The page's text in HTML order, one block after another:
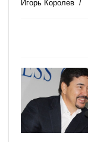
Игорь Королев